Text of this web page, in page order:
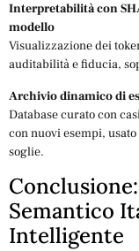
Interpretabilità con
modello
Visualizzazione dei
auditabilità e fiducia,
Archivio dinamico di
Database curato con
con nuovi esempi,
soglie.
Semantico
Intelligente